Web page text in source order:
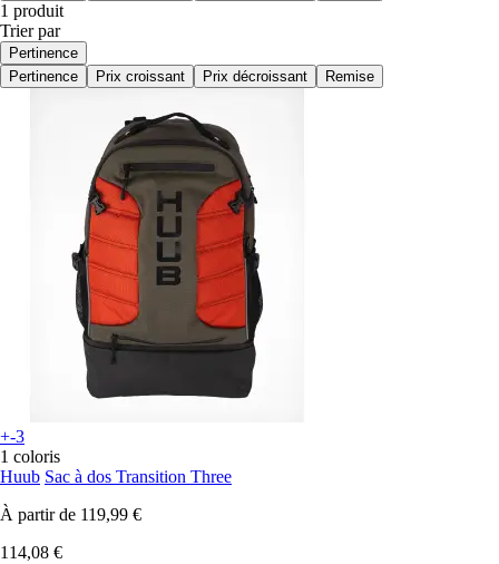
1 produit
Trier par
Pertinence
Pertinence
Prix croissant Prix décroissant Remise
+-3
1 coloris
Huub Sac à dos Transition Three
À partir de 119,99 €
114,08 €